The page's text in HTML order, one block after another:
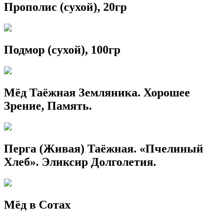
Прополис (сухой), 20гр
Подмор (сухой), 100гр
Мёд Таёжная Земляника. Хорошее
Зрение, Память.
Перга (Живая) Таёжная. «Пчелиный
Хлеб». Эликсир Долголетия.
Мёд в Сотах